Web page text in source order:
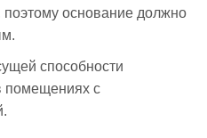
основание должно
способности
помещениях с